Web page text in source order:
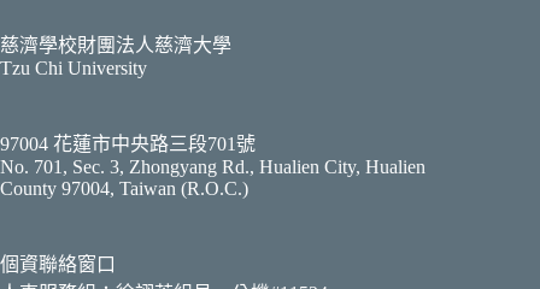
慈濟學校財團法人慈濟大學
Tzu Chi University
97004 花蓮市中央路三段701號
No. 701, Sec. 3, Zhongyang Rd., Hualien City, Hualien
County 97004, Taiwan (R.O.C.)
個資聯絡窗口